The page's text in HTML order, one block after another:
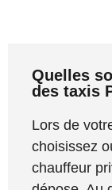
Quelles
des taxis
Lors de
choisissez
chauffeur